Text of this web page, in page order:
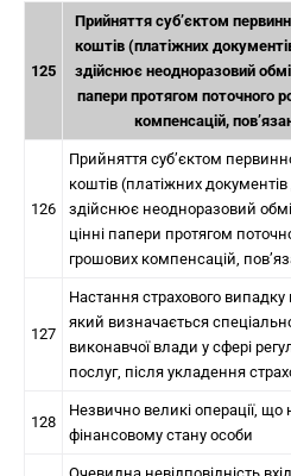
125
Прийняття суб’єктом
коштів (платіжних
здійснює неодноразовий
папери протягом поточного
компенсацій,
126
Прийняття суб’єктом
коштів (платіжних
здійснює неодноразовий
цінні папери протягом
грошових компенсацій,
127
Настання страхового випадку
який визначається
виконавчої влади у сфері
послуг, після укладення
128
Незвично великі операції, що
фінансовому стану особи